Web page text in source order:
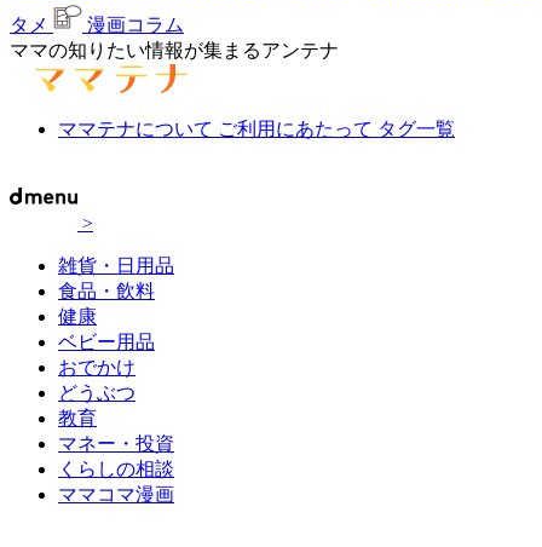
タメ
漫画コラム
ママの知りたい情報が集まるアンテナ
ママテナについて ご利用にあたって タグ一覧
>
雑貨・日用品
食品・飲料
健康
ベビー用品
おでかけ
どうぶつ
教育
マネー・投資
くらしの相談
ママコマ漫画